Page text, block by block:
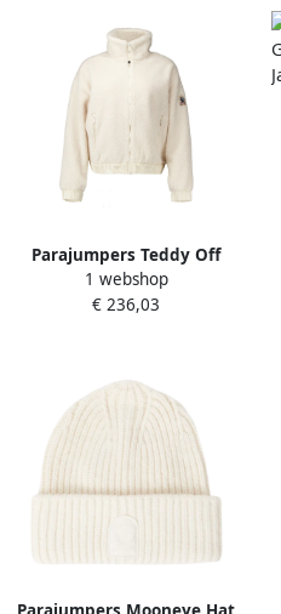
Parajumpers Teddy Off
White Jas White Dames
1 webshop
€ 236,03